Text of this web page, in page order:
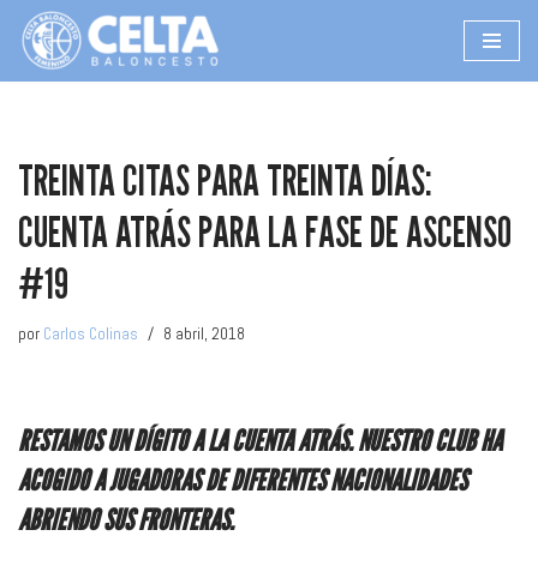
Saltar
TREINTA CITAS PARA TREINTA DÍAS:
CUENTA ATRÁS PARA LA FASE DE ASCENSO
#19
por Carlos Colinas 8 abril, 2018
RESTAMOS UN DÍGITO A LA CUENTA ATRÁS. NUESTRO CLUB HA
ACOGIDO A JUGADORAS DE DIFERENTES NACIONALIDADES
ABRIENDO SUS FRONTERAS.